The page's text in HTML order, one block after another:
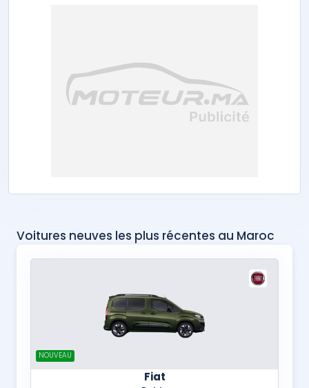
Voitures neuves les plus récentes au Maroc
NOUVEAU
Fiat